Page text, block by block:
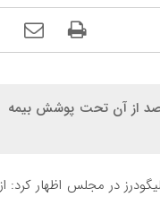
لرستان گفت: از جمعیت ۱۳۸ هزار نفری شهرستان الیگودرز در ۶۸ درصد از آن تحت پوشش بیمه
در مجلس اظهار کرد: از